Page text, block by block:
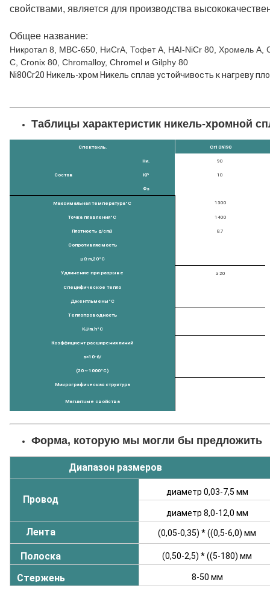
свойствами, является для производства
Общее название:
Никротал 8, МВС-650, НиCrA, Тофет A, HAI-NiCr 80, Хромель A,
C, Cronix 80, Chromalloy, Chromel и Gilphy 80
Ni80Cr20 Никель-хром Никель сплав устойчивость к нагреву
Таблицы характеристик никель-хромной
Спектакль. Cr10Ni90
Состав
Ни. 90
КР 10
Фэ
Максимальная температура°C 1300
Точка плавления°C 1400
Плотность g/cm3 8.7
Сопротивляемость
μΩ·m,20°C
Удлинение при разрыве ≥ 20
Специфическое тепло
Джентльмены °C
Теплопроводность
KJ/m.h°C
Коэффициент расширения линий
a×10-6/
(20～1000°C)
Микрографическая структура
Магнитные свойства
Форма, которую мы могли бы предложить
Диапазон размеров
Провод
диаметр 0,03-7,5 мм
диаметр 8,0-12,0 мм
Лента (0,05-0,35) * ((0,5-6,0) мм
Полоска (0,50-2,5) * ((5-180) мм
Стержень 8-50 мм